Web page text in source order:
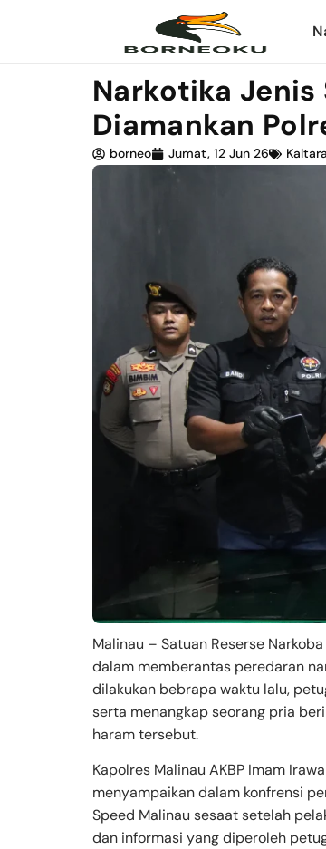
Narkotika Jenis
Diamankan
borneo Jumat, 12 Jun 26 Kaltara
Malinau – Satuan Reserse
dalam memberantas peredaran
dilakukan bebrapa waktu lalu,
serta menangkap seorang pria
haram tersebut.
Kapolres Malinau AKBP Imam
menyampaikan dalam konfrensi
Speed Malinau sesaat setelah
dan informasi yang diperoleh